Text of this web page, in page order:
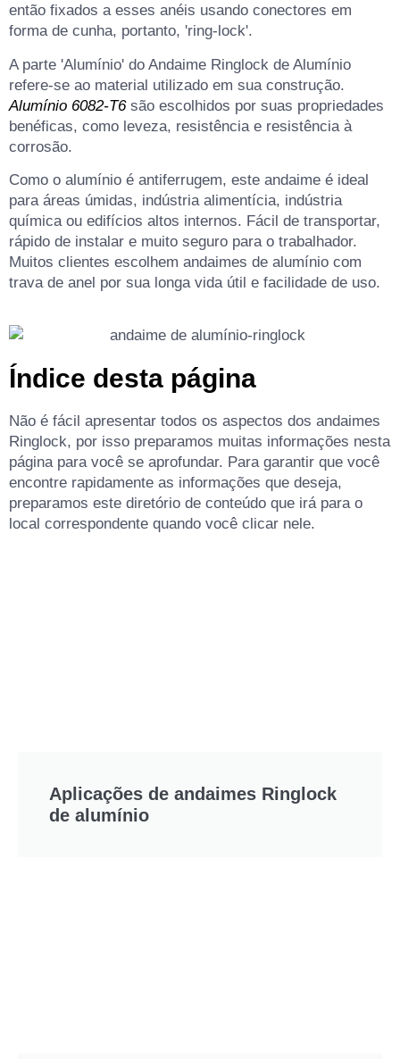
então fixados a esses anéis usando conectores em
forma de cunha, portanto, 'ring-lock'.
A parte 'Alumínio' do Andaime Ringlock de Alumínio
refere-se ao material utilizado em sua construção.
Alumínio 6082-T6 são escolhidos por suas propriedades
benéficas, como leveza, resistência e resistência à
corrosão.
Como o alumínio é antiferrugem, este andaime é ideal
para áreas úmidas, indústria alimentícia, indústria
química ou edifícios altos internos. Fácil de transportar,
rápido de instalar e muito seguro para o trabalhador.
Muitos clientes escolhem andaimes de alumínio com
trava de anel por sua longa vida útil e facilidade de uso.
Índice desta página
Não é fácil apresentar todos os aspectos dos andaimes
Ringlock, por isso preparamos muitas informações nesta
página para você se aprofundar. Para garantir que você
encontre rapidamente as informações que deseja,
preparamos este diretório de conteúdo que irá para o
local correspondente quando você clicar nele.
Aplicações de andaimes Ringlock
de alumínio